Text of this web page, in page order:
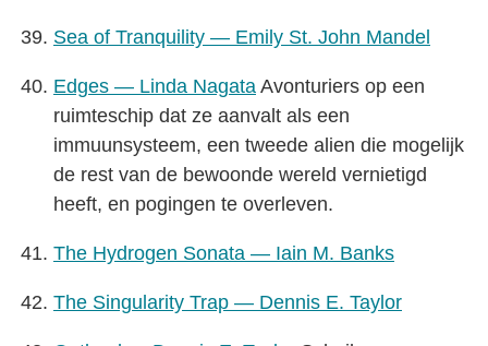
Sea of Tranquility — Emily St. John Mandel
Edges — Linda Nagata Avonturiers op een
ruimteschip dat ze aanvalt als een
immuunsysteem, een tweede alien die mogelijk
de rest van de bewoonde wereld vernietigd
heeft, en pogingen te overleven.
The Hydrogen Sonata — Iain M. Banks
The Singularity Trap — Dennis E. Taylor